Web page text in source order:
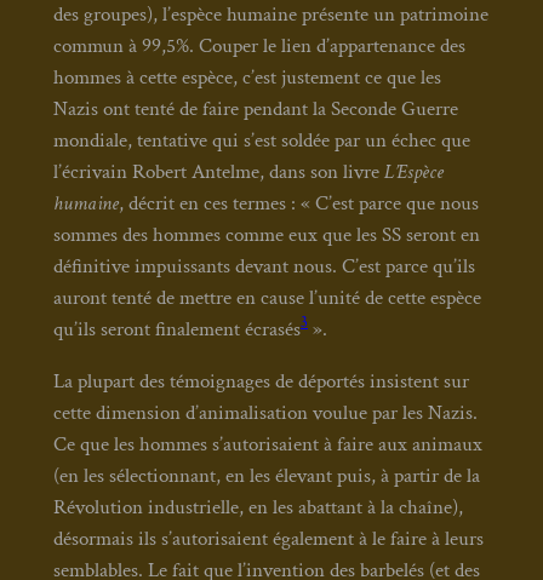
des groupes), l’espèce humaine pré­sente un patri­moine
com­mun à 99,5%. Cou­per le lien d’appartenance des
hommes à cette espèce, c’est jus­te­ment ce que les
Nazis ont ten­té de faire pen­dant la Seconde Guerre
mon­diale, ten­ta­tive qui s’est sol­dée par un échec que
l’écrivain Robert Antelme, dans son livreL’Espèce
humaine, décrit en ces termes : « C’est parce que nous
sommes des hommes comme eux que les SS seront en
défi­ni­tive impuis­sants devant nous. C’est parce qu’ils
auront ten­té de mettre en cause l’unité de cette espèce
qu’ils seront fina­le­ment écra­sés3 ».
La plu­part des témoi­gnages de dépor­tés insistent sur
cette dimen­sion d’animalisation vou­lue par les Nazis.
Ce que les hommes s’autorisaient à faire aux ani­maux
(en les sélec­tion­nant, en les éle­vant puis, à par­tir de la
Révo­lu­tion indus­trielle, en les abat­tant à la chaîne),
désor­mais ils s’autorisaient éga­le­ment à le faire à leurs
sem­blables. Le fait que l’invention des bar­be­lés (et des